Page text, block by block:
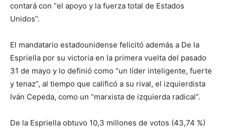
contará con “el apoyo y la fuerza total de Estados
Unidos”.
El mandatario estadounidense felicitó además a De la
Espriella por su victoria en la primera vuelta del pasado
31 de mayo y lo definió como “un líder inteligente, fuerte
y tenaz”, al tiempo que calificó a su rival, el izquierdista
Iván Cepeda, como un “marxista de izquierda radical”.
De la Espriella obtuvo 10,3 millones de votos (43,74 %)